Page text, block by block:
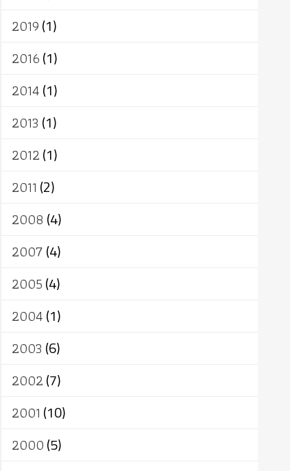
2019(1)
2016(1)
2014(1)
2013 (1)
2012(1)
2011 (2)
2008 (4)
2007(4)
2005(4)
2004(1)
2003 (6)
2002(7)
2001 (10)
2000(5)